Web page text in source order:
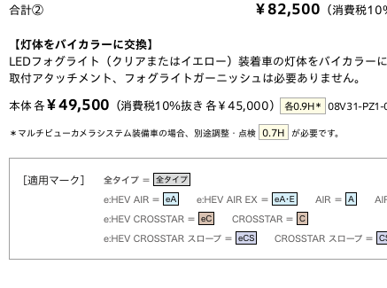
合計② ￥82,500 （消費税
【灯体をバイカラーに交換】
LEDフォグライト（クリアまたはイエロー）装着車の灯体をバイカラーに
取付アタッチメント、フォグライトガーニッシュは必要ありません。
本体 各 ￥49,500 （消費税10％抜き 各￥45,000） 各0.9H＊ 08V31-PZ1-
＊マルチビューカメラシステム装備車の場合、別途調整・点検 0.7H が必要です。